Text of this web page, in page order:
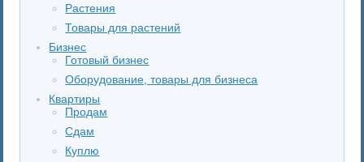
Растения
Товары для растений
Бизнес
Готовый бизнес
Оборудование, товары для бизнеса
Квартиры
Продам
Сдам
Куплю